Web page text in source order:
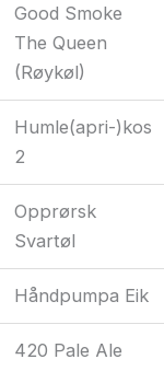
Good Smoke
The Queen
(Røykøl)
Humle(apri-)kos
2
Opprørsk
Svartøl
Håndpumpa Eik
420 Pale Ale